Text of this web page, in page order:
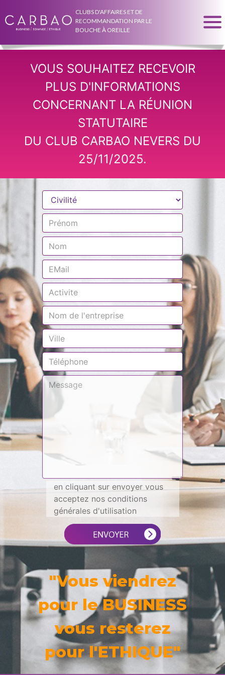
CLUBS D'AFFAIRES ET DE
RECOMMANDATION PAR LE
BOUCHE À OREILLE
VOUS SOUHAITEZ RECEVOIR
PLUS D'INFORMATIONS
CONCERNANT LA RÉUNION
STATUTAIRE
DU CLUB CARBAO NEVERS DU
25/11/2025.
en cliquant sur envoyer vous
acceptez nos conditions
générales d'utilisation
"Vous viendrez
pour le BUSINESS
vous resterez
pour l'ETHIQUE"